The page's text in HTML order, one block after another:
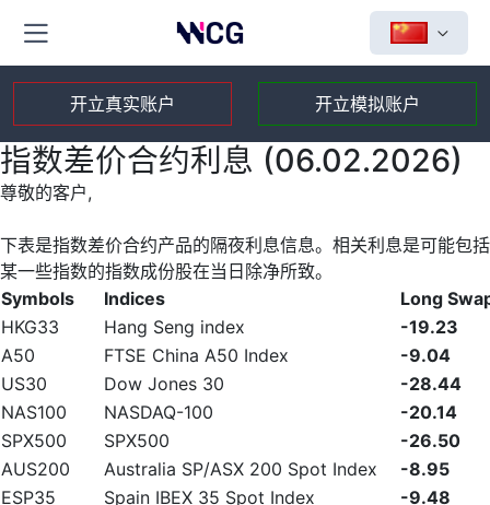
开立真实账户 开立模拟账户
指数差价合约利息 (06.02.2026)
尊敬的客户,
下表是指数差价合约产品的隔夜利息信息。相关利息是可能包括
某一些指数的指数成份股在当日除净所致。
Symbols
Indices
Long
HKG33
Hang Seng index
-19.23
A50
FTSE China A50 Index
-9.04
US30
Dow Jones 30
-28.44
NAS100
NASDAQ-100
-20.14
SPX500
SPX500
-26.50
AUS200
Australia SP/ASX 200 Spot Index
-8.95
ESP35
Spain IBEX 35 Spot Index
-9.48